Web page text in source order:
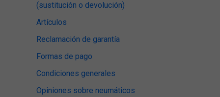
(sustitución o devolución)
Artículos
Reclamación de garantía
Formas de pago
Condiciones generales
Opiniones sobre neumáticos